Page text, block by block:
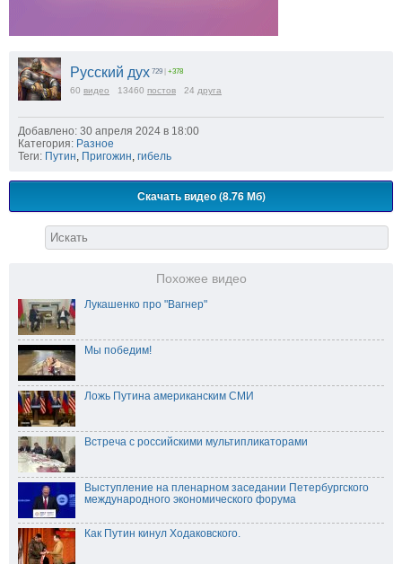
Русский дух 729 +378
60 видео 13460 постов 24 друга
Добавлено: 30 апреля 2024 в 18:00
Категория: Разное
Теги: Путин, Пригожин, гибель
Скачать видео (8.76 Мб)
Похожее видео
Лукашенко про "Вагнер"
Мы победим!
Ложь Путина американским СМИ
Встреча с российскими мультипликаторами
Выступление на пленарном заседании Петербургского
международного экономического форума
Как Путин кинул Ходаковского.